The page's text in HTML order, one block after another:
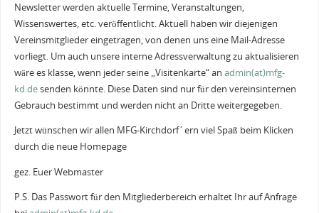
Newsletter werden aktuelle Termine, Veranstaltungen,
Wissenswertes, etc. veröffentlicht. Aktuell haben wir diejenigen
Vereinsmitglieder eingetragen, von denen uns eine Mail-Adresse
vorliegt. Um auch unsere interne Adressverwaltung zu aktualisieren
wäre es klasse, wenn jeder seine „Visitenkarte“ an admin(at)mfg-
kd.desenden könnte. Diese Daten sind nur für den vereinsinternen
Gebrauch bestimmt und werden nicht an Dritte weitergegeben.
Jetzt wünschen wir allen MFG-Kirchdorf´ern viel Spaß beim Klicken
durch die neue Homepage
gez. Euer Webmaster
P.S. Das Passwort für den Mitgliederbereich erhaltet Ihr auf Anfrage